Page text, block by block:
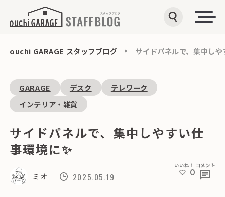
ouchi GARAGE スタッフブログ サイドパネルで、集中し
GARAGE デスク
テレワーク
インテリア・雑貨
サイドパネルで、集中しやすい仕
事環境に✨
ミオ 2025.05.19
いいね！
0
コメント